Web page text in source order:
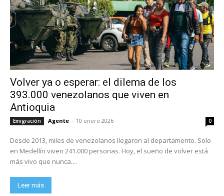
Volver ya o esperar: el dilema de los
393.000 venezolanos que viven en
Antioquia
Emigración Agente - 10 enero 2026 0
Desde 2013, miles de venezolanos llegaron al departamento. Solo
en Medellín viven 241.000 personas. Hoy, el sueño de volver está
más vivo que nunca....
Leer más